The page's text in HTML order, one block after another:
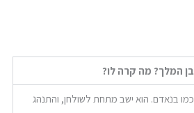
המלך? מה קרה לו?
בנאדם. הוא ישב מתחת לשולחן, והתנהג